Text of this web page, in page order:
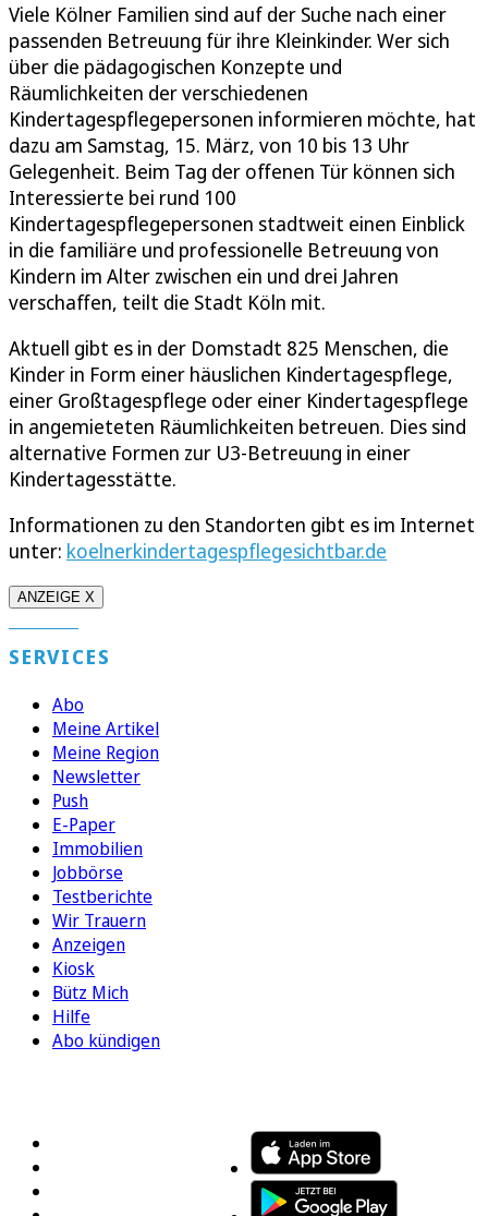
Viele Kölner Familien sind auf der Suche nach einer
passenden Betreuung für ihre Kleinkinder. Wer sich
über die pädagogischen Konzepte und
Räumlichkeiten der verschiedenen
Kindertagespflegepersonen informieren möchte, hat
dazu am Samstag, 15. März, von 10 bis 13 Uhr
Gelegenheit. Beim Tag der offenen Tür können sich
Interessierte bei rund 100
Kindertagespflegepersonen stadtweit einen Einblick
in die familiäre und professionelle Betreuung von
Kindern im Alter zwischen ein und drei Jahren
verschaffen, teilt die Stadt Köln mit.
Aktuell gibt es in der Domstadt 825 Menschen, die
Kinder in Form einer häuslichen Kindertagespflege,
einer Großtagespflege oder einer Kindertagespflege
in angemieteten Räumlichkeiten betreuen. Dies sind
alternative Formen zur U3-Betreuung in einer
Kindertagesstätte.
Informationen zu den Standorten gibt es im Internet
unter: koelnerkindertagespflegesichtbar.de
ANZEIGE X
SERVICES
Abo
Meine Artikel
Meine Region
Newsletter
Push
E-Paper
Immobilien
Jobbörse
Testberichte
Wir Trauern
Anzeigen
Kiosk
Bütz Mich
Hilfe
Abo kündigen